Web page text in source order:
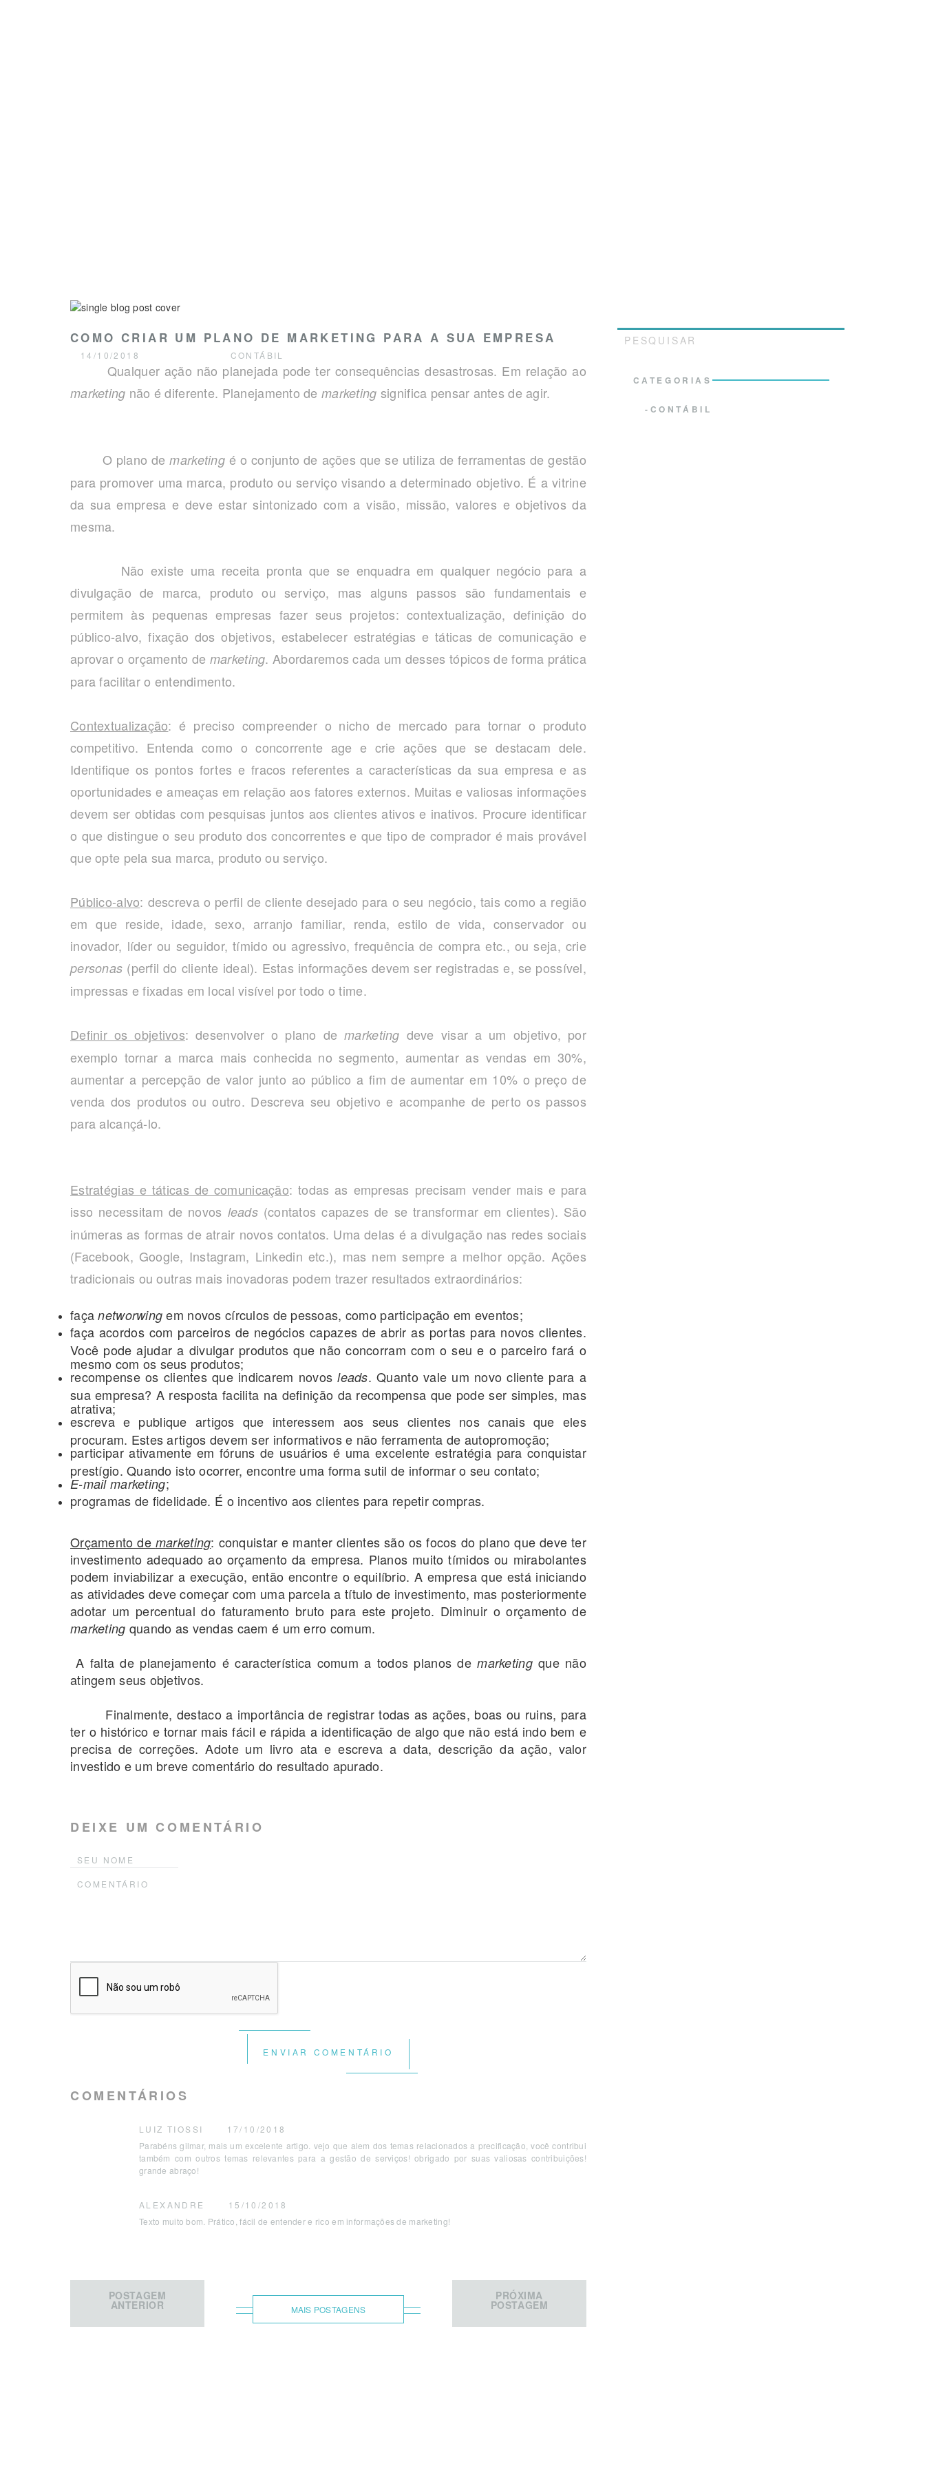
COMO CRIAR UM PLANO DE MARKETING PARA A SUA EMPRESA
14/10/2018 CONTÁBIL
Qualquer ação não planejada pode ter consequências desastrosas. Em relação ao
marketing não é diferente. Planejamento demarketing significa pensar antes de agir.
O plano demarketingé o conjunto de ações que se utiliza de ferramentas de gestão
para promover uma marca, produto ou serviço visando a determinado objetivo. É a vitrine
da sua empresa e deve estar sintonizado com a visão, missão, valores e objetivos da
mesma.
Não existe uma receita pronta que se enquadra em qualquer negócio para a
divulgação de marca, produto ou serviço, mas alguns passos são fundamentais e
permitem às pequenas empresas fazer seus projetos: contextualização, definição do
público-alvo, fixação dos objetivos, estabelecer estratégias e táticas de comunicação e
aprovar o orçamento de marketing. Abordaremos cada um desses tópicos de forma prática
para facilitar o entendimento.
Contextualização: é preciso compreender o nicho de mercado para tornar o produto
competitivo. Entenda como o concorrente age e crie ações que se destacam dele.
Identifique os pontos fortes e fracos referentes a características da sua empresa e as
oportunidades e ameaças em relação aos fatores externos. Muitas e valiosas informações
devem ser obtidas com pesquisas juntos aos clientes ativos e inativos. Procure identificar
o que distingue o seu produto dos concorrentes e que tipo de comprador é mais provável
que opte pela sua marca, produto ou serviço.
Público-alvo: descreva o perfil de cliente desejado para o seu negócio, tais como a região
em que reside, idade, sexo, arranjo familiar, renda, estilo de vida, conservador ou
inovador, líder ou seguidor, tímido ou agressivo, frequência de compra etc., ou seja, crie
personas (perfil do cliente ideal). Estas informações devem ser registradas e, se possível,
impressas e fixadas em local visível por todo o time.
Definir os objetivos: desenvolver o plano demarketing deve visar a um objetivo, por
exemplo tornar a marca mais conhecida no segmento, aumentar as vendas em 30%,
aumentar a percepção de valor junto ao público a fim de aumentar em 10% o preço de
venda dos produtos ou outro. Descreva seu objetivo e acompanhe de perto os passos
para alcançá-lo.
Estratégias e táticas de comunicação: todas as empresas precisam vender mais e para
isso necessitam de novos leads(contatos capazes de se transformar em clientes). São
inúmeras as formas de atrair novos contatos. Uma delas é a divulgação nas redes sociais
(Facebook, Google, Instagram, Linkedin etc.), mas nem sempre a melhor opção. Ações
tradicionais ou outras mais inovadoras podem trazer resultados extraordinários:
façanetworwing em novos círculos de pessoas, como participação em eventos;
faça acordos com parceiros de negócios capazes de abrir as portas para novos clientes.
Você pode ajudar a divulgar produtos que não concorram com o seu e o parceiro fará o
mesmo com os seus produtos;
recompense os clientes que indicarem novosleads. Quanto vale um novo cliente para a
sua empresa? A resposta facilita na definição da recompensa que pode ser simples, mas
atrativa;
escreva e publique artigos que interessem aos seus clientes nos canais que eles
procuram. Estes artigos devem ser informativos e não ferramenta de autopromoção;
participar ativamente em fóruns de usuários é uma excelente estratégia para conquistar
prestígio. Quando isto ocorrer, encontre uma forma sutil de informar o seu contato;
E-mail marketing;
programas de fidelidade. É o incentivo aos clientes para repetir compras.
Orçamento de marketing: conquistar e manter clientes são os focos do plano que deve ter
investimento adequado ao orçamento da empresa. Planos muito tímidos ou mirabolantes
podem inviabilizar a execução, então encontre o equilíbrio. A empresa que está iniciando
as atividades deve começar com uma parcela a título de investimento, mas posteriormente
adotar um percentual do faturamento bruto para este projeto. Diminuir o orçamento de
marketing quando as vendas caem é um erro comum.
A falta de planejamento é característica comum a todos planos demarketingque não
atingem seus objetivos.
Finalmente, destaco a importância de registrar todas as ações, boas ou ruins, para
ter o histórico e tornar mais fácil e rápida a identificação de algo que não está indo bem e
precisa de correções. Adote um livro ata e escreva a data, descrição da ação, valor
investido e um breve comentário do resultado apurado.
DEIXE UM COMENTÁRIO
ENVIAR COMENTÁRIO
COMENTÁRIOS
LUIZ TIOSSI
17/10/2018
Parabéns gilmar, mais um excelente artigo. vejo que alem dos temas relacionados a precificação, você contribui
também com outros temas relevantes para a gestão de serviços! obrigado por suas valiosas contribuições!
grande abraço!
ALEXANDRE
15/10/2018
Texto muito bom. Prático, fácil de entender e rico em informações de marketing!
POSTAGEM
ANTERIOR MAIS POSTAGENS
PRÓXIMA
POSTAGEM
PESQUISAR
CATEGORIAS
CONTÁBIL